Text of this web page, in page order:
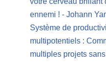
ennemi ! - Johann
Système de
multipotentiels :
multiples projets